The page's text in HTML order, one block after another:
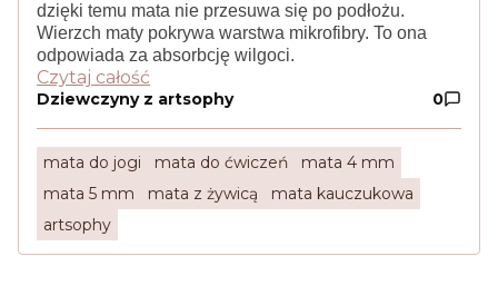
dzięki temu mata nie przesuwa się po podłożu.
Wierzch maty pokrywa warstwa mikrofibry. To ona
odpowiada za absorbcję wilgoci.
Czytaj całość
Dziewczyny z artsophy 0
mata do jogi mata do ćwiczeń
mata 4 mm
mata 5 mm
mata z żywicą
mata kauczukowa
artsophy